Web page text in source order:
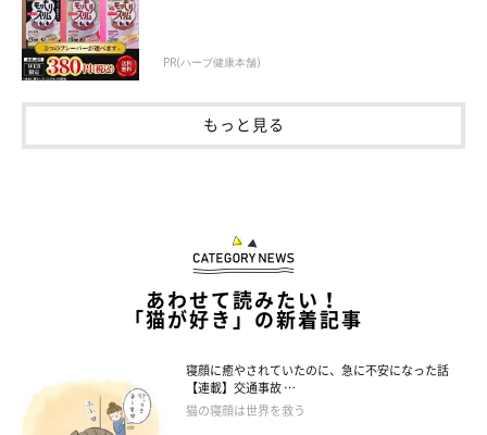
PR(ハーブ健康本舗)
もっと見る
あわせて読みたい！
「猫が好き」の新着記事
寝顔に癒やされていたのに、急に不安になった話
【連載】交通事故 …
猫の寝顔は世界を救う